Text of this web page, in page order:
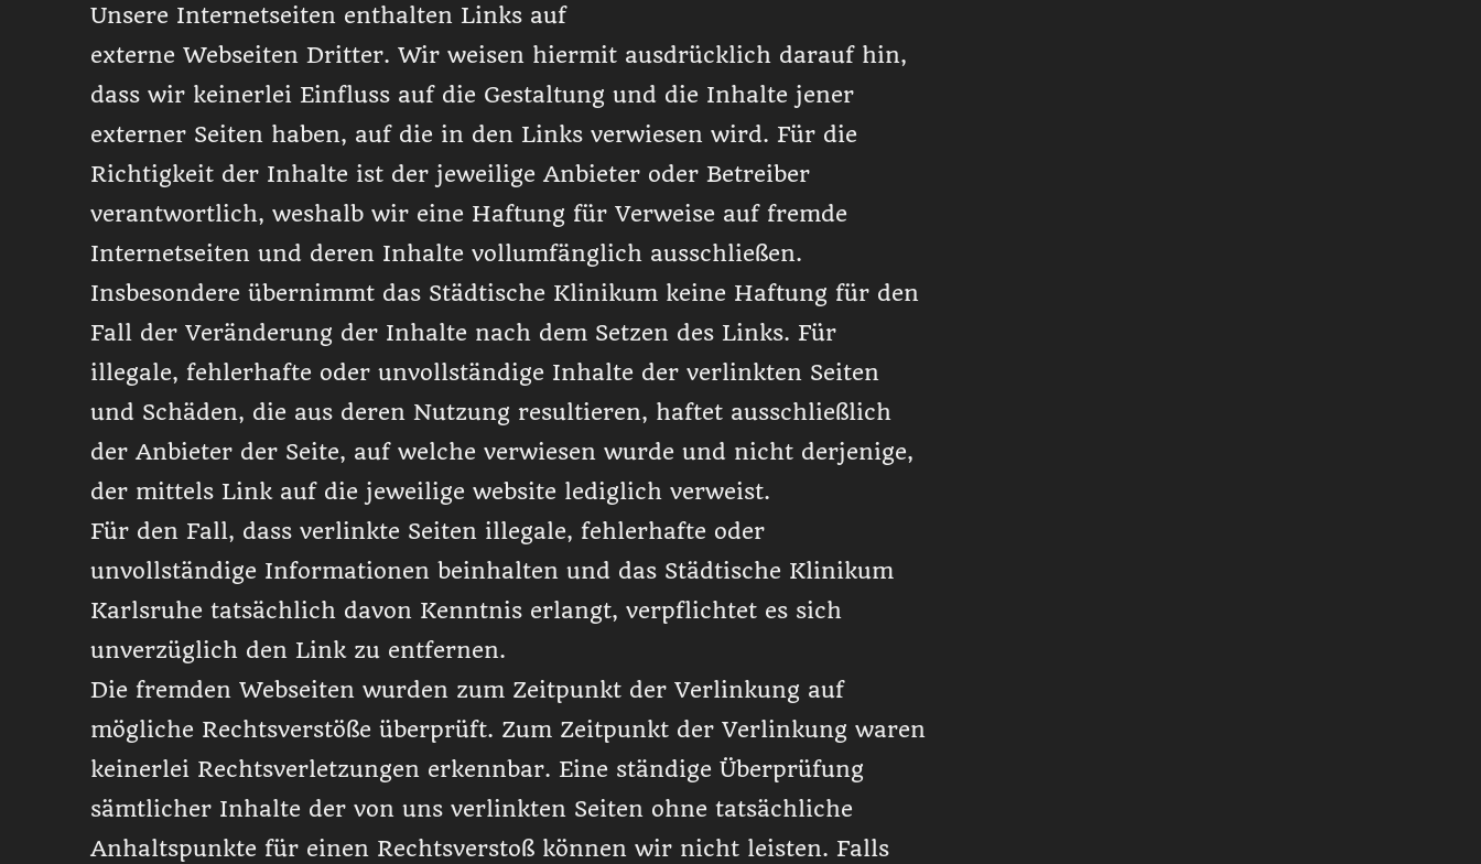
Unsere Internetseiten enthalten Links auf
externe Webseiten Dritter. Wir weisen hiermit ausdrücklich darauf hin,
dass wir keinerlei Einfluss auf die Gestaltung und die Inhalte jener
externer Seiten haben, auf die in den Links verwiesen wird. Für die
Richtigkeit der Inhalte ist der jeweilige Anbieter oder Betreiber
verantwortlich, weshalb wir eine Haftung für Verweise auf fremde
Internetseiten und deren Inhalte vollumfänglich ausschließen.
Insbesondere übernimmt das Städtische Klinikum keine Haftung für den
Fall der Veränderung der Inhalte nach dem Setzen des Links. Für
illegale, fehlerhafte oder unvollständige Inhalte der verlinkten Seiten
und Schäden, die aus deren Nutzung resultieren, haftet ausschließlich
der Anbieter der Seite, auf welche verwiesen wurde und nicht derjenige,
der mittels Link auf die jeweilige website lediglich verweist.
Für den Fall, dass verlinkte Seiten illegale, fehlerhafte oder
unvollständige Informationen beinhalten und das Städtische Klinikum
Karlsruhe tatsächlich davon Kenntnis erlangt, verpflichtet es sich
unverzüglich den Link zu entfernen.
Die fremden Webseiten wurden zum Zeitpunkt der Verlinkung auf
mögliche Rechtsverstöße überprüft. Zum Zeitpunkt der Verlinkung waren
keinerlei Rechtsverletzungen erkennbar. Eine ständige Überprüfung
sämtlicher Inhalte der von uns verlinkten Seiten ohne tatsächliche
Anhaltspunkte für einen Rechtsverstoß können wir nicht leisten. Falls